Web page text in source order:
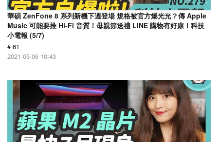
華碩 ZenFone 8 系列新機下週登場 規格被官方爆光光？傳 Apple
Music 可能要推 Hi-Fi 音質！母親節送禮 LINE 購物有好康！科技
小電報 (5/7)
# 61
2021-05-06 10:43